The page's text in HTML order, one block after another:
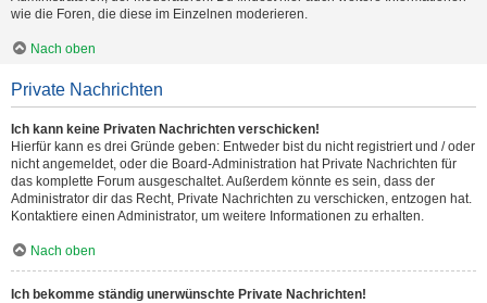
wie die Foren, die diese im Einzelnen moderieren.
Nach oben
Private Nachrichten
Ich kann keine Privaten Nachrichten verschicken!
Hierfür kann es drei Gründe geben: Entweder bist du nicht registriert und / oder
nicht angemeldet, oder die Board-Administration hat Private Nachrichten für
das komplette Forum ausgeschaltet. Außerdem könnte es sein, dass der
Administrator dir das Recht, Private Nachrichten zu verschicken, entzogen hat.
Kontaktiere einen Administrator, um weitere Informationen zu erhalten.
Nach oben
Ich bekomme ständig unerwünschte Private Nachrichten!